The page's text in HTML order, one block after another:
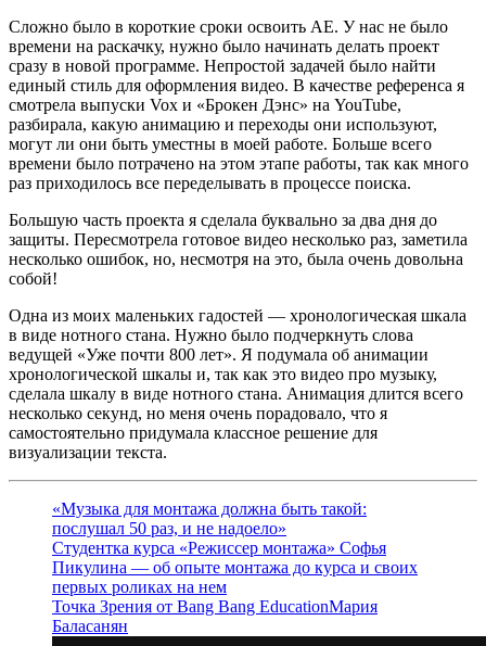
Сложно было в короткие сроки освоить AE. У нас не было
времени на раскачку, нужно было начинать делать проект
сразу в новой программе. Непростой задачей было найти
единый стиль для оформления видео. В качестве референса я
смотрела выпуски Vox и «Брокен Дэнс» на YouTube,
разбирала, какую анимацию и переходы они используют,
могут ли они быть уместны в моей работе. Больше всего
времени было потрачено на этом этапе работы, так как много
раз приходилось все переделывать в процессе поиска.
Большую часть проекта я сделала буквально за два дня до
защиты. Пересмотрела готовое видео несколько раз, заметила
несколько ошибок, но, несмотря на это, была очень довольна
собой!
Одна из моих маленьких гадостей — хронологическая шкала
в виде нотного стана. Нужно было подчеркнуть слова
ведущей «Уже почти 800 лет». Я подумала об анимации
хронологической шкалы и, так как это видео про музыку,
сделала шкалу в виде нотного стана. Анимация длится всего
несколько секунд, но меня очень порадовало, что я
самостоятельно придумала классное решение для
визуализации текста.
«Музыка для монтажа должна быть такой:
послушал 50 раз, и не надоело»
Студентка курса «Режиссер монтажа» Софья
Пикулина — об опыте монтажа до курса и своих
первых роликах на нем
Точка Зрения от Bang Bang EducationМария
Баласанян